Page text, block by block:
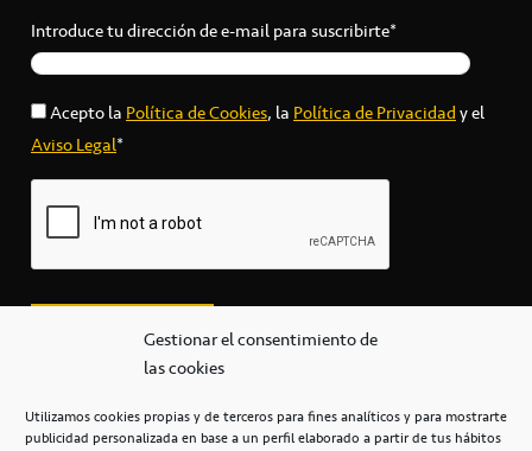
Gestionar el consentimiento de
las cookies
Utilizamos cookies propias y de terceros para fines analíticos y para mostrarte
publicidad personalizada en base a un perfil elaborado a partir de tus hábitos
Introduce tu dirección de e-mail para suscribirte*
Acepto laPolítica de Cookies, laPolítica de Privacidady el
Aviso Legal*